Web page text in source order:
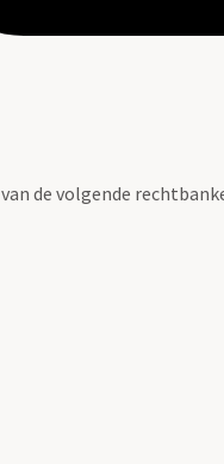
de volgende